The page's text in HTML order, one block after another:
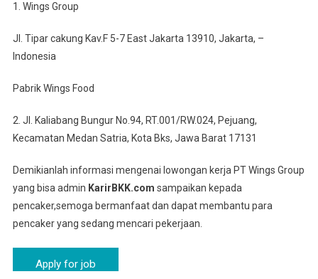
1. Wings Group
Jl. Tipar cakung Kav.F 5-7 East Jakarta 13910, Jakarta, –
Indonesia
Pabrik Wings Food
2. Jl. Kaliabang Bungur No.94, RT.001/RW.024, Pejuang,
Kecamatan Medan Satria, Kota Bks, Jawa Barat 17131
Demikianlah informasi mengenai lowongan kerja PT Wings Group
yang bisa admin KarirBKK.com sampaikan kepada
pencaker,semoga bermanfaat dan dapat membantu para
pencaker yang sedang mencari pekerjaan.